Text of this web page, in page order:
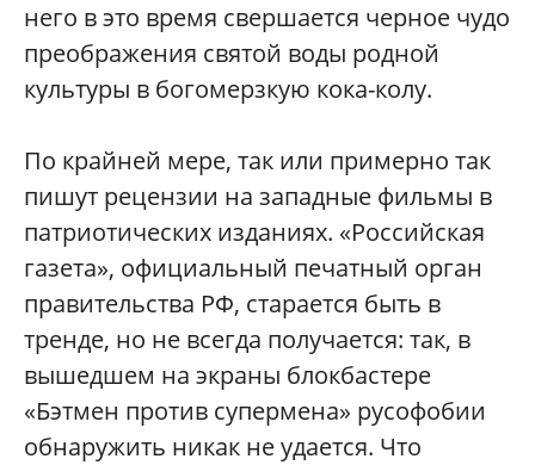
него в это время свершается черное чудо
преображения святой воды родной
культуры в богомерзкую кока-колу.
По крайней мере, так или примерно так
пишут рецензии на западные фильмы в
патриотических изданиях. «Российская
газета», официальный печатный орган
правительства РФ, старается быть в
тренде, но не всегда получается: так, в
вышедшем на экраны блокбастере
«Бэтмен против супермена» русофобии
обнаружить никак не удается. Что